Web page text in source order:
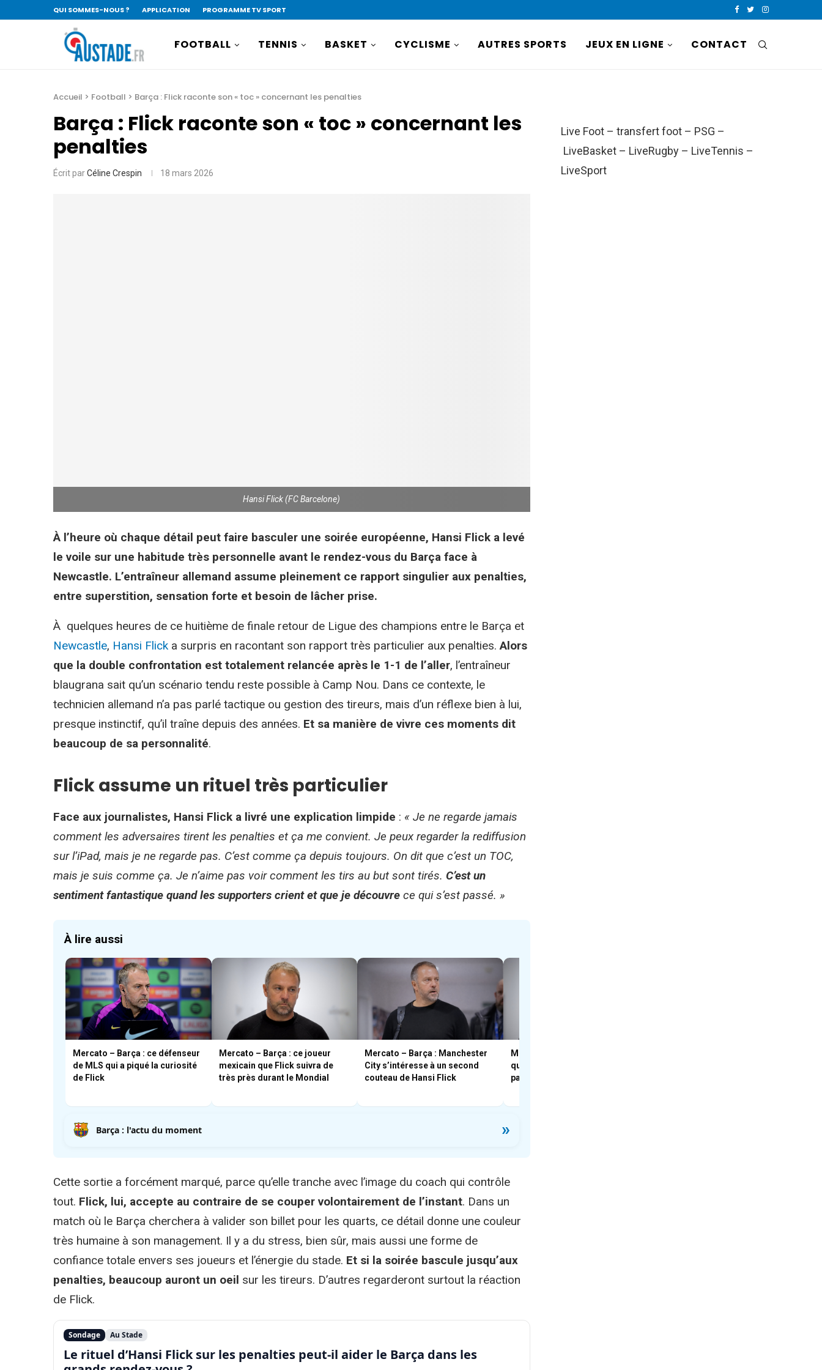
QUI SOMMES-NOUS ? APPLICATION PROGRAMME TV SPORT
FOOTBALL TENNIS BASKET CYCLISME AUTRES SPORTS JEUX EN LIGNE CONTACT
Accueil > Football > Barça : Flick raconte son « toc » concernant les penalties
Barça : Flick raconte son « toc » concernant les
penalties
Écrit parCéline Crespin 18 mars 2026
Hansi Flick (FC Barcelone)
À l’heure où chaque détail peut faire basculer une soirée européenne, Hansi Flick a levé
le voile sur une habitude très personnelle avant le rendez-vous du Barça face à
Newcastle. L’entraîneur allemand assume pleinement ce rapport singulier aux penalties,
entre superstition, sensation forte et besoin de lâcher prise.
À quelques heures de ce huitième de finale retour de Ligue des champions entre le Barça et
Newcastle, Hansi Flick a surpris en racontant son rapport très particulier aux penalties.Alors
que la double confrontation est totalement relancée après le 1-1 de l’aller, l’entraîneur
blaugrana sait qu’un scénario tendu reste possible à Camp Nou. Dans ce contexte, le
technicien allemand n’a pas parlé tactique ou gestion des tireurs, mais d’un réflexe bien à lui,
presque instinctif, qu’il traîne depuis des années. Et sa manière de vivre ces moments dit
beaucoup de sa personnalité.
Flick assume un rituel très particulier
Face aux journalistes, Hansi Flick a livré une explication limpide : « Je ne regarde jamais
comment les adversaires tirent les penalties et ça me convient. Je peux regarder la rediffusion
sur l’iPad, mais je ne regarde pas. C’est comme ça depuis toujours. On dit que c’est un TOC,
mais je suis comme ça. Je n’aime pas voir comment les tirs au but sont tirés. C’est un
sentiment fantastique quand les supporters crient et que je découvre ce qui s’est passé. »
À lire aussi
Mercato – Barça : ce défenseur
de MLS qui a piqué la curiosité
de Flick
Mercato – Barça : ce joueur
mexicain que Flick suivra de
très près durant le Mondial
Mercato – Barça : Manchester
City s’intéresse à un second
couteau de Hansi Flick
Mercato – Barça : « c’est Flick
qui a demandé à Rashford de
partir »
Barça : l'actu du moment »
Cette sortie a forcément marqué, parce qu’elle tranche avec l’image du coach qui contrôle
tout. Flick, lui, accepte au contraire de se couper volontairement de l’instant. Dans un
match où le Barça cherchera à valider son billet pour les quarts, ce détail donne une couleur
très humaine à son management. Il y a du stress, bien sûr, mais aussi une forme de
confiance totale envers ses joueurs et l’énergie du stade. Et si la soirée bascule jusqu’aux
penalties, beaucoup auront un oeil sur les tireurs. D’autres regarderont surtout la réaction
de Flick.
Sondage Au Stade
Le rituel d’Hansi Flick sur les penalties peut-il aider le Barça dans les
Live Foot – transfert foot – PSG –
LiveBasket – LiveRugby – LiveTennis –
LiveSport